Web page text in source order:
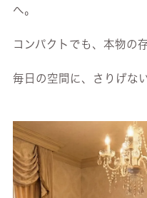
へ。
コンパクトでも、本物の
毎日の空間に、さりげな